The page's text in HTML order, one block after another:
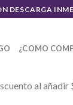
DESCARGA
¿COMO
al